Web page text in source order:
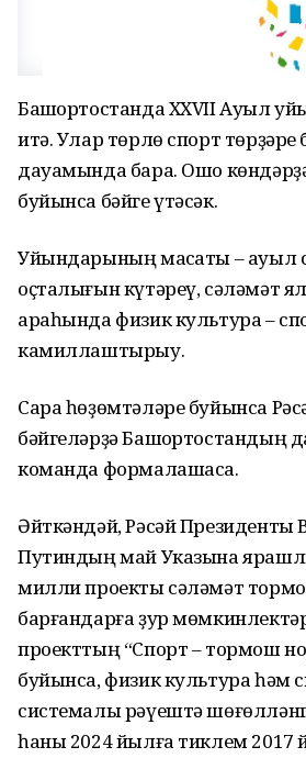
Башҡортостанда XXVII Ауыл
итә. Улар төрлө спорт
дауамында бара. Ошо
буйынса бәйге үтәсәк.
Уйындарының маҡсаты –
оҫталығын күтәреү, сәләмәт
араһында физик культура –
камиллаштырыу.
Сара һөҙөмтәләре буйынса
бәйгеләрҙә Башҡортостандың
команда формалашасаҡ.
Әйткәндәй, Рәсәй
Путиндың май Указына
милли проекты сәләмәт
барғандарға ҙур
проекттың “Спорт – тормош
буйынса, физик культура һәм
системалы рәүештә
һаны 2024 йылға тиклем 2017